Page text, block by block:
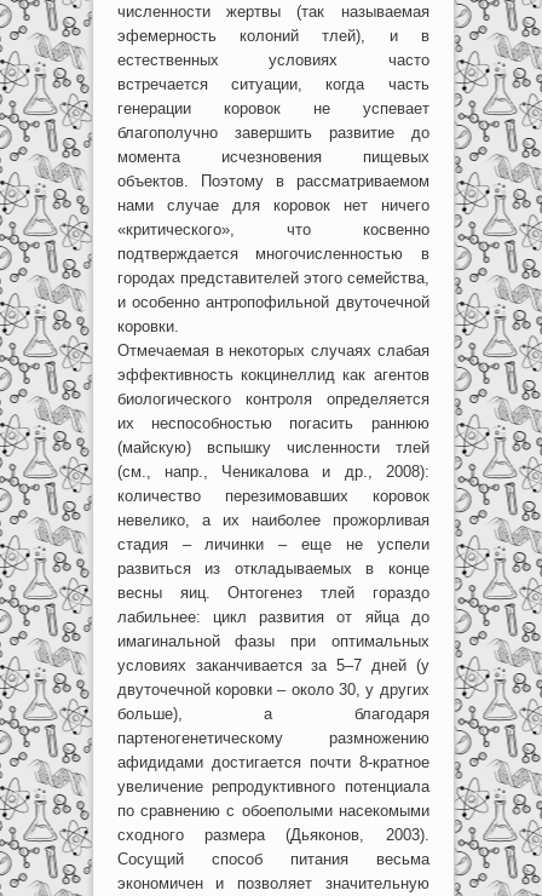
численности жертвы (так называемая
эфемерность колоний тлей), и в
естественных условиях часто
встречается ситуации, когда часть
генерации коровок не успевает
благополучно завершить развитие до
момента исчезновения пищевых
объектов. Поэтому в рассматриваемом
нами случае для коровок нет ничего
«критического», что косвенно
подтверждается многочисленностью в
городах представителей этого семейства,
и особенно антропофильной двуточечной
коровки.
Отмечаемая в некоторых случаях слабая
эффективность кокцинеллид как агентов
биологического контроля определяется
их неспособностью погасить раннюю
(майскую) вспышку численности тлей
(см., напр., Ченикалова и др., 2008):
количество перезимовавших коровок
невелико, а их наиболее прожорливая
стадия – личинки – еще не успели
развиться из откладываемых в конце
весны яиц. Онтогенез тлей гораздо
лабильнее: цикл развития от яйца до
имагинальной фазы при оптимальных
условиях заканчивается за 5–7 дней (у
двуточечной коровки – около 30, у других
больше), а благодаря
партеногенетическому размножению
афидидами достигается почти 8-кратное
увеличение репродуктивного потенциала
по сравнению с обоеполыми насекомыми
сходного размера (Дьяконов, 2003).
Сосущий способ питания весьма
экономичен и позволяет значительную